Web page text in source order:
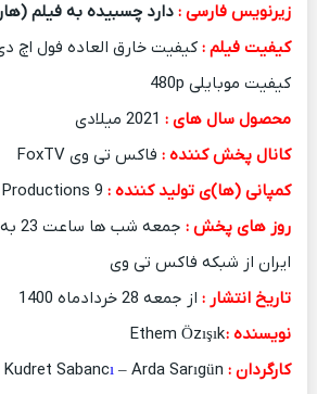
زیرنویس فارسی :دارد چسبیده به فیلم
کیفیت فیلم :
کیفیت موبایلی 480p
محصول سال های :2021 میلادی
کانال پخش کننده :فاکس تی وی FoxTV
کمپانی (ها)ی تولید کننده :9 No Dokuz Productions
روز های پخش :
ایران از شبکه فاکس تی وی
تاریخ انتشار :از جمعه 28 خردادماه 1400
نویسنده :Ethem Özışık
کارگردان :Kudret Sabanc
ı – Arda Sarıgün